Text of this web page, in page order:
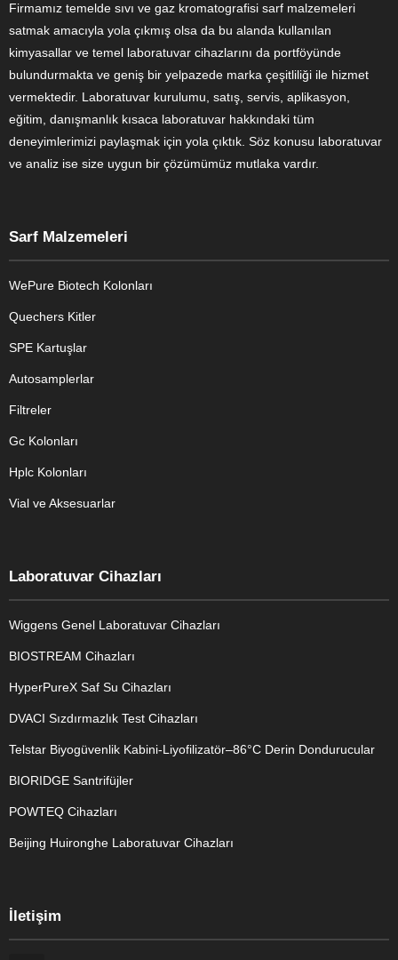
Firmamız temelde sıvı ve gaz kromatografisi sarf malzemeleri
satmak amacıyla yola çıkmış olsa da bu alanda kullanılan
kimyasallar ve temel laboratuvar cihazlarını da portföyünde
bulundurmakta ve geniş bir yelpazede marka çeşitliliği ile hizmet
vermektedir. Laboratuvar kurulumu, satış, servis, aplikasyon,
eğitim, danışmanlık kısaca laboratuvar hakkındaki tüm
deneyimlerimizi paylaşmak için yola çıktık. Söz konusu laboratuvar
ve analiz ise size uygun bir çözümümüz mutlaka vardır.
Sarf Malzemeleri
WePure Biotech Kolonları
Quechers Kitler
SPE Kartuşlar
Autosamplerlar
Filtreler
Gc Kolonları
Hplc Kolonları
Vial ve Aksesuarlar
Laboratuvar Cihazları
Wiggens Genel Laboratuvar Cihazları
BIOSTREAM Cihazları
HyperPureX Saf Su Cihazları
DVACI Sızdırmazlık Test Cihazları
Telstar Biyogüvenlik Kabini-Liyofilizatör–86°C Derin Dondurucular
BIORIDGE Santrifüjler
POWTEQ Cihazları
Beijing Huironghe Laboratuvar Cihazları
İletişim